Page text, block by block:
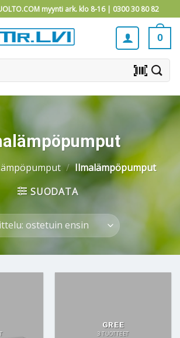
myynti ark. klo 8-16 | 0300 30 80 82
0
barcode_scanner
/ Ilmalämpöpumput
SUODATA
GREE
3 TUOTTEET